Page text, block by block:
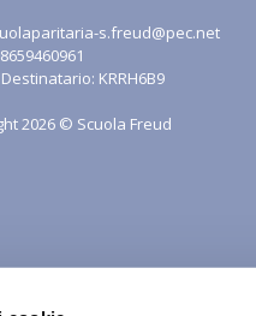
s.freud@pec.net
KRRH6B9
2026 © Scuola Freud